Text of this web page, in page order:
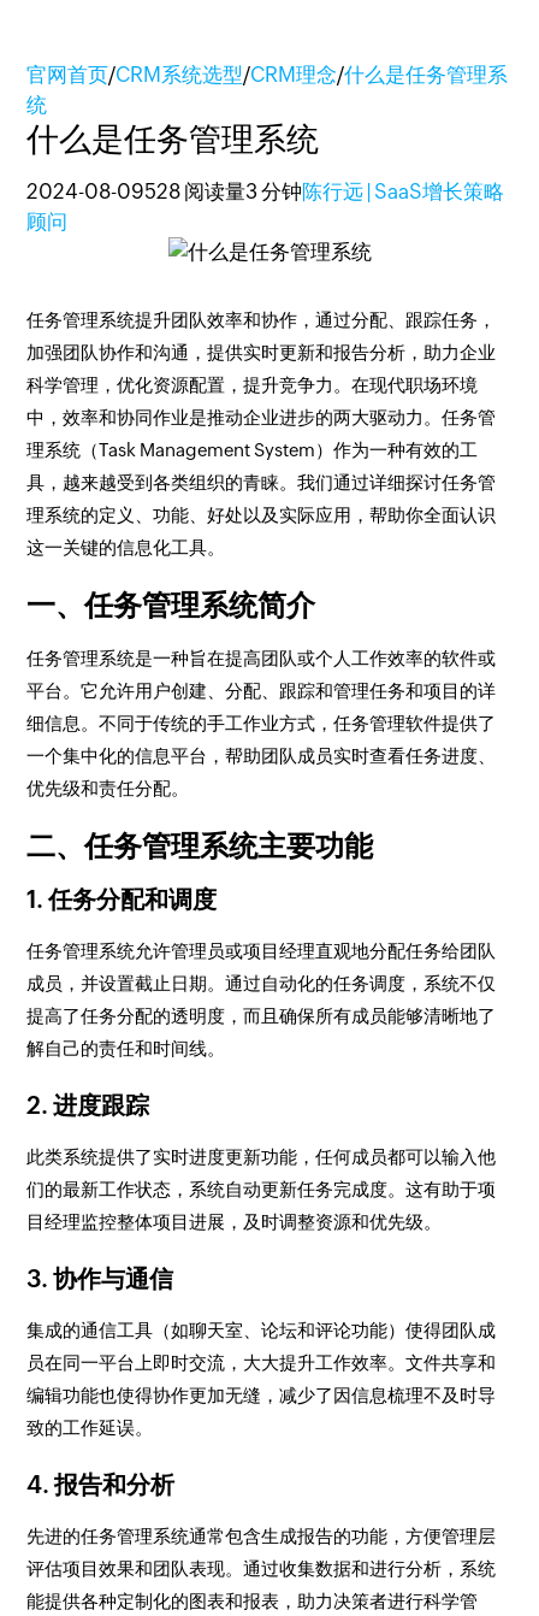
官网首页/CRM系统选型/CRM理念/什么是任务管理系
统
什么是任务管理系统
2024-08-09528 阅读量3 分钟陈行远 | SaaS增长策略
顾问
任务管理系统提升团队效率和协作，通过分配、跟踪任务，
加强团队协作和沟通，提供实时更新和报告分析，助力企业
科学管理，优化资源配置，提升竞争力。在现代职场环境
中，效率和协同作业是推动企业进步的两大驱动力。任务管
理系统（Task Management System）作为一种有效的工
具，越来越受到各类组织的青睐。我们通过详细探讨任务管
理系统的定义、功能、好处以及实际应用，帮助你全面认识
这一关键的信息化工具。
一、任务管理系统简介
任务管理系统是一种旨在提高团队或个人工作效率的软件或
平台。它允许用户创建、分配、跟踪和管理任务和项目的详
细信息。不同于传统的手工作业方式，任务管理软件提供了
一个集中化的信息平台，帮助团队成员实时查看任务进度、
优先级和责任分配。
二、任务管理系统主要功能
1. 任务分配和调度
任务管理系统允许管理员或项目经理直观地分配任务给团队
成员，并设置截止日期。通过自动化的任务调度，系统不仅
提高了任务分配的透明度，而且确保所有成员能够清晰地了
解自己的责任和时间线。
2. 进度跟踪
此类系统提供了实时进度更新功能，任何成员都可以输入他
们的最新工作状态，系统自动更新任务完成度。这有助于项
目经理监控整体项目进展，及时调整资源和优先级。
3. 协作与通信
集成的通信工具（如聊天室、论坛和评论功能）使得团队成
员在同一平台上即时交流，大大提升工作效率。文件共享和
编辑功能也使得协作更加无缝，减少了因信息梳理不及时导
致的工作延误。
4. 报告和分析
先进的任务管理系统通常包含生成报告的功能，方便管理层
评估项目效果和团队表现。通过收集数据和进行分析，系统
能提供各种定制化的图表和报表，助力决策者进行科学管